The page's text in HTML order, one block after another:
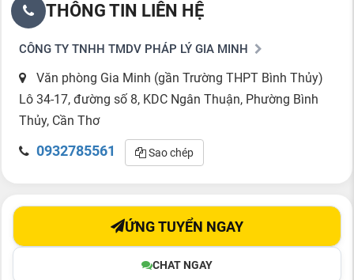
THÔNG TIN LIÊN HỆ
CÔNG TY TNHH TMDV PHÁP LÝ GIA MINH
Văn phòng Gia Minh (gần Trường THPT Bình Thủy)
Lô 34-17, đường số 8, KDC Ngân Thuận, Phường Bình
Thủy, Cần Thơ
0932785561 Sao chép
CHAT NGAY
ỨNG TUYỂN NGAY